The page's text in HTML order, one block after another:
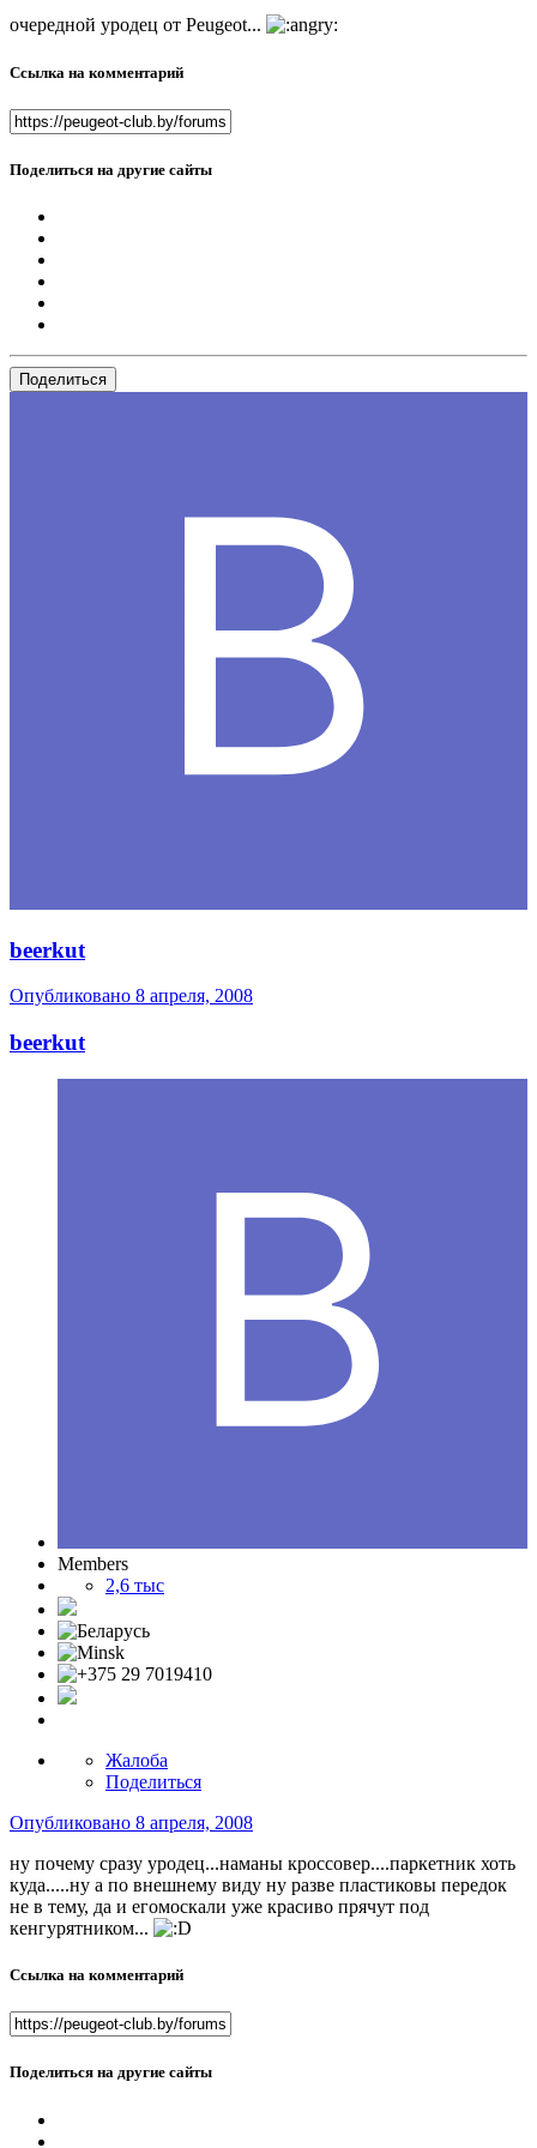
очередной уродец от Peugeot...
Ссылка на комментарий
Поделиться на другие сайты
Поделиться
beerkut
Опубликовано 8 апреля, 2008
beerkut
Members
2,6 тыс
Жалоба
Поделиться
Опубликовано 8 апреля, 2008
ну почему сразу уродец...наманы кроссовер....паркетник хоть
куда.....ну а по внешнему виду ну разве пластиковы передок
не в тему, да и егомоскали уже красиво прячут под
кенгурятником...
Ссылка на комментарий
Поделиться на другие сайты